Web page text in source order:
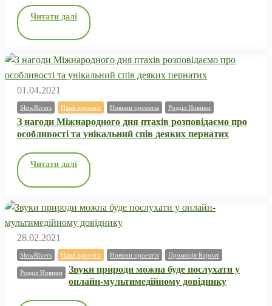
Читати далі
01.04.2021
SlowRivers Наші проекти Новини проектів Розділ Новини
З нагоди Міжнародного дня птахів розповідаємо про
особливості та унікальний спів деяких пернатих
Читати далі
28.02.2021
SlowRivers Наші проекти Новини проектів Промоція Карпат
Розділ Новини
Звуки природи можна буде послухати у
онлайн-мультимедійному довіднику